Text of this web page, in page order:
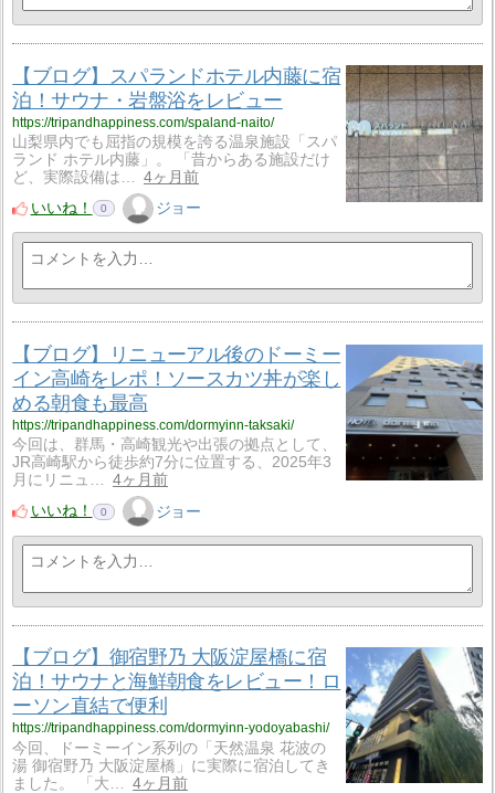
【ブログ】スパランドホテル内藤に宿
泊！サウナ・岩盤浴をレビュー
https://tripandhappiness.com/spaland-naito/
山梨県内でも屈指の規模を誇る温泉施設「スパ
ランド ホテル内藤」。 「昔からある施設だけ
ど、実際設備は…
4ヶ月前
いいね！
0 ジョー
【ブログ】リニューアル後のドーミー
イン高崎をレポ！ソースカツ丼が楽し
める朝食も最高
https://tripandhappiness.com/dormyinn-taksaki/
今回は、群馬・高崎観光や出張の拠点として、
JR高崎駅から徒歩約7分に位置する、2025年3
月にリニュ…
4ヶ月前
いいね！
0 ジョー
【ブログ】御宿野乃 大阪淀屋橋に宿
泊！サウナと海鮮朝食をレビュー！ロ
ーソン直結で便利
https://tripandhappiness.com/dormyinn-yodoyabashi/
今回、ドーミーイン系列の「天然温泉 花波の
湯 御宿野乃 大阪淀屋橋」に実際に宿泊してき
ました。 「大…
4ヶ月前